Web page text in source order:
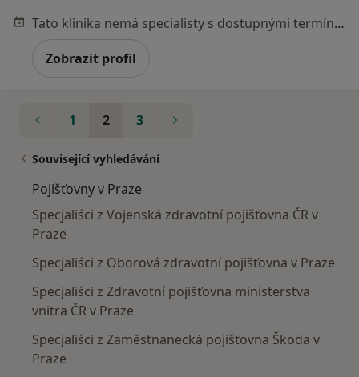
Tato klinika nemá specialisty s dostupnými termíny v online kalendáři
Zobrazit profil
1 2 3
Související vyhledávání
Pojišťovny v Praze
Specjaliści z Vojenská zdravotní pojišťovna ČR v
Praze
Specjaliści z Oborová zdravotní pojišťovna v Praze
Specjaliści z Zdravotní pojišťovna ministerstva
vnitra ČR v Praze
Specjaliści z Zaměstnanecká pojišťovna Škoda v
Praze